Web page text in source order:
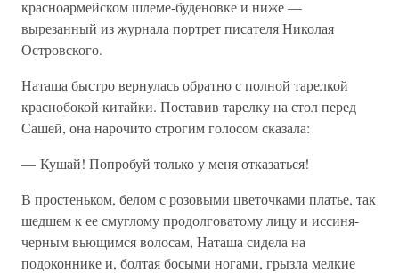
красноармейском шлеме-буденовке и ниже —
вырезанный из журнала портрет писателя Николая
Островского.
Наташа быстро вернулась обратно с полной тарелкой
краснобокой китайки. Поставив тарелку на стол перед
Сашей, она нарочито строгим голосом сказала:
— Кушай! Попробуй только у меня отказаться!
В простеньком, белом с розовыми цветочками платье, так
шедшем к ее смуглому продолговатому лицу и иссиня-
черным вьющимся волосам, Наташа сидела на
подоконнике и, болтая босыми ногами, грызла мелкие